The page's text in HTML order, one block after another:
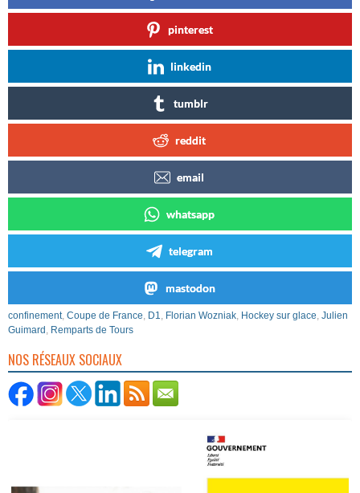
pinterest
linkedin
tumblr
reddit
email
whatsapp
telegram
mastodon
confinement, Coupe de France, D1, Florian Wozniak, Hockey sur glace, Julien
Guimard , Remparts de Tours
NOS RÉSEAUX SOCIAUX